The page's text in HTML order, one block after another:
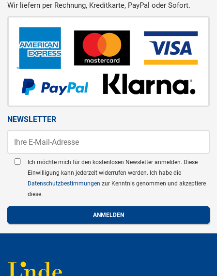
Wir liefern per Rechnung, Kreditkarte, PayPal oder Sofort.
NEWSLETTER
Ich möchte mich für den kostenlosen Newsletter anmelden. Diese
Einwilligung kann jederzeit widerrufen werden. Ich habe die
Datenschutzbestimmungen zur Kenntnis genommen und akzeptiere
diese.